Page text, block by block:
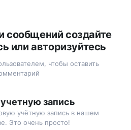
сообщений создайте
или авторизуйтесь
чтобы оставить
запись
учётную запись в нашем
Это очень просто!